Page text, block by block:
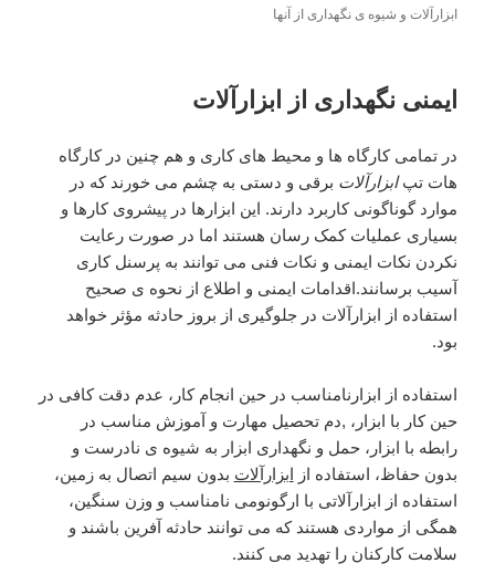
ابزارآلات و شیوه ی نگهداری از آنها
ایمنی نگهداری از ابزارآلات
در تمامی کارگاه ها و محیط های کاری و هم چنین در کارگاه
هات تپابزارآلات برقی و دستی به چشم می خورند که در
موارد گوناگونی کاربرد دارند. این ابزارها در پیشروی کارها و
بسیاری عملیات کمک رسان هستند اما در صورت رعایت
نکردن نکات ایمنی و نکات فنی می توانند به پرسنل کاری
آسیب برسانند.اقدامات ایمنی و اطلاع از نحوه ی صحیح
استفاده از ابزارآلات در جلوگیری از بروز حادثه مؤثر خواهد
بود.
استفاده از ابزارنامناسب در حین انجام کار، عدم دقت کافی در
حین کار با ابزار، ,دم تحصیل مهارت و آموزش مناسب در
رابطه با ابزار، حمل و نگهداری ابزار به شیوه ی نادرست و
بدون حفاظ، استفاده از ابزارآلات بدون سیم اتصال به زمین،
استفاده از ابزارآلاتی با ارگونومی نامناسب و وزن سنگین،
همگی از مواردی هستند که می توانند حادثه آفرین باشند و
سلامت کارکنان را تهدید می کنند.